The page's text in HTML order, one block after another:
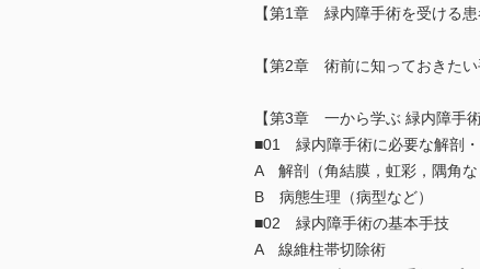
【第1章 緑内障手術を受ける
【第2章 術前に知っておきた
【第3章 一から学ぶ 緑内障手術
■01 緑内障手術に必要な解剖
A 解剖（角結膜，虹彩，隅角な
B 病態生理（病型など）
■02 緑内障手術の基本手技
A 線維柱帯切除術